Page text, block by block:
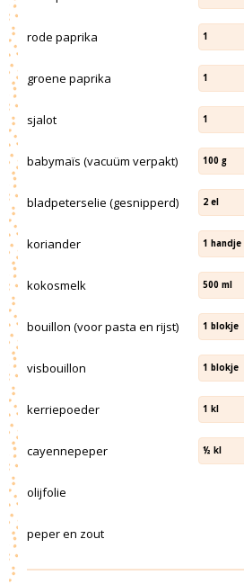
rode paprika 1
groene paprika 1
sjalot 1
babymaïs (vacuüm verpakt) 100 g
bladpeterselie (gesnipperd) 2 el
koriander 1 handje
kokosmelk 500 ml
bouillon (voor pasta en rijst) 1 blokje
visbouillon 1 blokje
kerriepoeder 1 kl
cayennepeper ½ kl
olijfolie
peper en zout